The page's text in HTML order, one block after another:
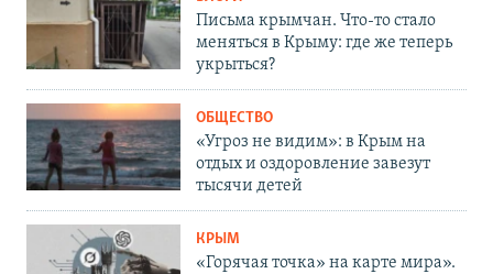
Письма крымчан. Что-то стало
меняться в Крыму: где же теперь
укрыться?
ОБЩЕСТВО
«Угроз не видим»: в Крым на
отдых и оздоровление завезут
тысячи детей
КРЫМ
«Горячая точка» на карте мира».